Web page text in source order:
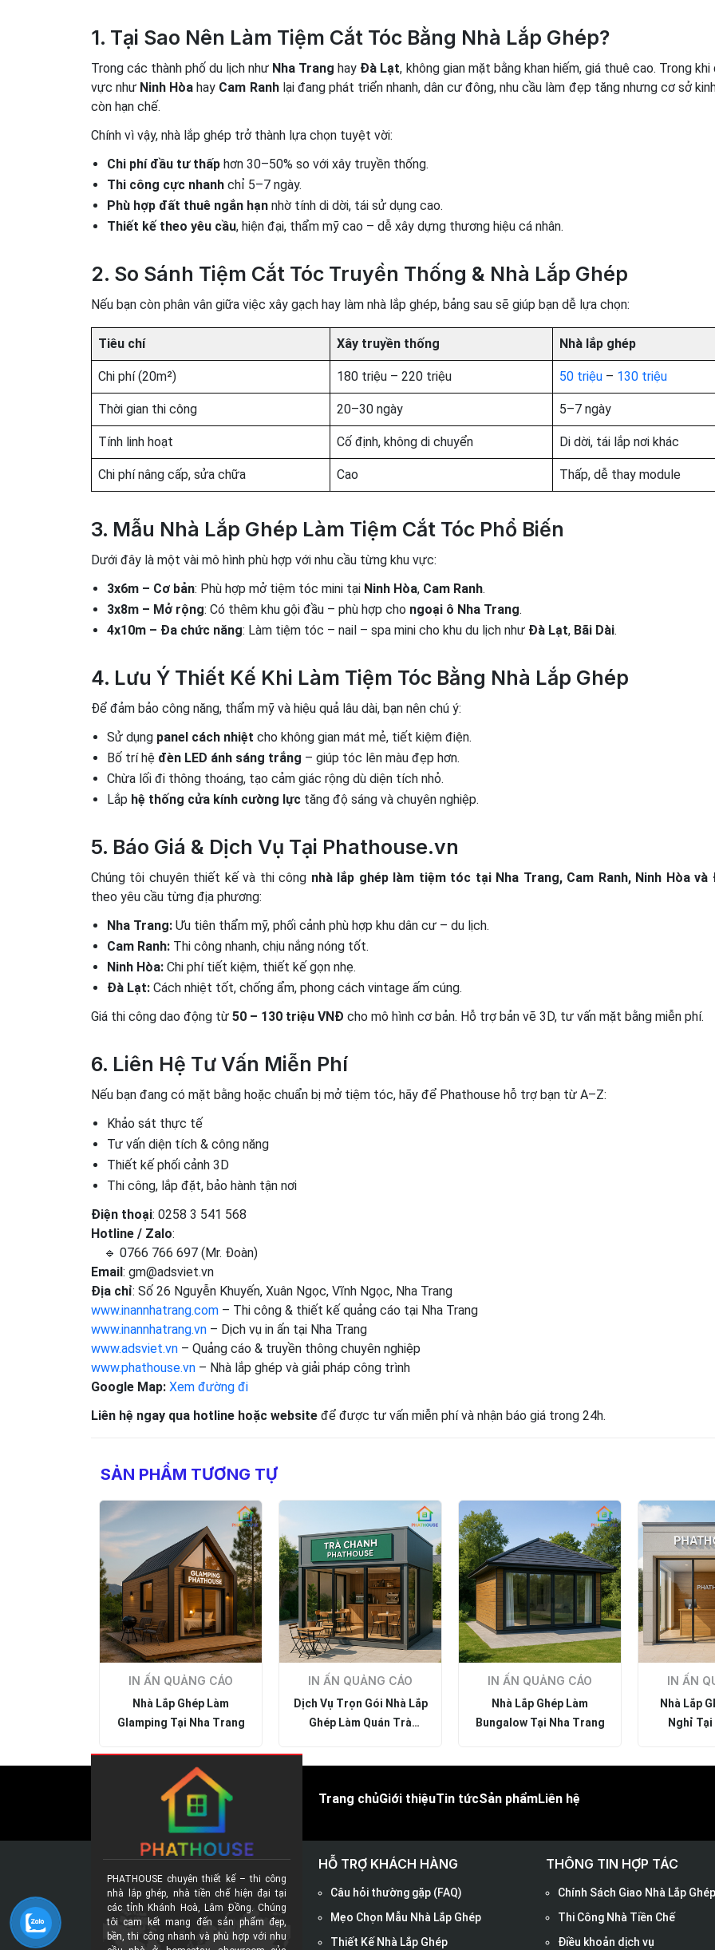
1. Tại Sao Nên Làm Tiệm Cắt Tóc Bằng Nhà Lắp Ghép?
Trong các thành phố du lịch như Nha Trang hay Đà Lạt, không gian mặt bằng khan hiếm, giá thuê cao. Trong khi
vực như Ninh Hòa hay Cam Ranhlại đang phát triển nhanh, dân cư đông, nhu cầu làm đẹp tăng nhưng cơ sở
còn hạn chế.
Chính vì vậy, nhà lắp ghép trở thành lựa chọn tuyệt vời:
Chi phí đầu tư thấp hơn 30–50% so với xây truyền thống.
Thi công cực nhanh chỉ 5–7 ngày.
Phù hợp đất thuê ngắn hạn nhờ tính di dời, tái sử dụng cao.
Thiết kế theo yêu cầu, hiện đại, thẩm mỹ cao – dễ xây dựng thương hiệu cá nhân.
2. So Sánh Tiệm Cắt Tóc Truyền Thống & Nhà Lắp Ghép
Nếu bạn còn phân vân giữa việc xây gạch hay làm nhà lắp ghép, bảng sau sẽ giúp bạn dễ lựa chọn:
Tiêu chí Xây truyền thống Nhà lắp ghép
Chi phí (20m²) 180 triệu – 220 triệu 50 triệu – 130 triệu
Thời gian thi công 20–30 ngày 5–7 ngày
Tính linh hoạt Cố định, không di chuyển Di dời, tái lắp nơi khác
Chi phí nâng cấp, sửa chữa Cao Thấp, dễ thay module
3. Mẫu Nhà Lắp Ghép Làm Tiệm Cắt Tóc Phổ Biến
Dưới đây là một vài mô hình phù hợp với nhu cầu từng khu vực:
3x6m – Cơ bản: Phù hợp mở tiệm tóc mini tại Ninh Hòa, Cam Ranh.
3x8m – Mở rộng: Có thêm khu gội đầu – phù hợp cho ngoại ô Nha Trang.
4x10m – Đa chức năng: Làm tiệm tóc – nail – spa mini cho khu du lịch như Đà Lạt, Bãi Dài.
4. Lưu Ý Thiết Kế Khi Làm Tiệm Tóc Bằng Nhà Lắp Ghép
Để đảm bảo công năng, thẩm mỹ và hiệu quả lâu dài, bạn nên chú ý:
Sử dụng panel cách nhiệt cho không gian mát mẻ, tiết kiệm điện.
Bố trí hệ đèn LED ánh sáng trắng – giúp tóc lên màu đẹp hơn.
Chừa lối đi thông thoáng, tạo cảm giác rộng dù diện tích nhỏ.
Lắp hệ thống cửa kính cường lực tăng độ sáng và chuyên nghiệp.
5. Báo Giá & Dịch Vụ Tại Phathouse.vn
Chúng tôi chuyên thiết kế và thi công nhà lắp ghép làm tiệm tóc tại Nha Trang, Cam Ranh, Ninh Hòa và
theo yêu cầu từng địa phương:
Nha Trang: Ưu tiên thẩm mỹ, phối cảnh phù hợp khu dân cư – du lịch.
Cam Ranh: Thi công nhanh, chịu nắng nóng tốt.
Ninh Hòa: Chi phí tiết kiệm, thiết kế gọn nhẹ.
Đà Lạt: Cách nhiệt tốt, chống ẩm, phong cách vintage ấm cúng.
Giá thi công dao động từ 50 – 130 triệu VNĐ cho mô hình cơ bản. Hỗ trợ bản vẽ 3D, tư vấn mặt bằng miễn phí.
6. Liên Hệ Tư Vấn Miễn Phí
Nếu bạn đang có mặt bằng hoặc chuẩn bị mở tiệm tóc, hãy để Phathouse hỗ trợ bạn từ A–Z:
Khảo sát thực tế
Tư vấn diện tích & công năng
Thiết kế phối cảnh 3D
Thi công, lắp đặt, bảo hành tận nơi
Điện thoại: 0258 3 541 568
Hotline / Zalo:
🔹 0766 766 697 (Mr. Đoàn)
Email: gm@adsviet.vn
Địa chỉ: Số 26 Nguyễn Khuyến, Xuân Ngọc, Vĩnh Ngọc, Nha Trang
www.inannhatrang.com – Thi công & thiết kế quảng cáo tại Nha Trang
www.inannhatrang.vn – Dịch vụ in ấn tại Nha Trang
www.adsviet.vn – Quảng cáo & truyền thông chuyên nghiệp
www.phathouse.vn – Nhà lắp ghép và giải pháp công trình
Google Map: Xem đường đi
Liên hệ ngay qua hotline hoặc website để được tư vấn miễn phí và nhận báo giá trong 24h.
SẢN PHẨM TƯƠNG TỰ
IN ẤN QUẢNG CÁO
Nhà Lắp Ghép Làm
Glamping Tại Nha Trang
IN ẤN QUẢNG CÁO
Dịch Vụ Trọn Gói Nhà Lắp
Ghép Làm Quán Trà
IN ẤN QUẢNG CÁO
Nhà Lắp Ghép Làm
Bungalow Tại Nha Trang
IN ẤN
Nhà Lắp
Nghỉ Tại
PHATHOUSE chuyên thiết kế – thi công
nhà lắp ghép, nhà tiền chế hiện đại tại
các tỉnh Khánh Hoà, Lâm Đồng. Chúng
tôi cam kết mang đến sản phẩm đẹp,
bền, thi công nhanh và phù hợp với nhu
Trang chủGiới thiệuTin tứcSản phẩmLiên hệ
HỖ TRỢ KHÁCH HÀNG
Câu hỏi thường gặp (FAQ)
Mẹo Chọn Mẫu Nhà Lắp Ghép
Thiết Kế Nhà Lắp Ghép
THÔNG TIN HỢP TÁC
Chính Sách Giao Nhà Lắp Ghép
Thi Công Nhà Tiền Chế
Điều khoản dịch vụ